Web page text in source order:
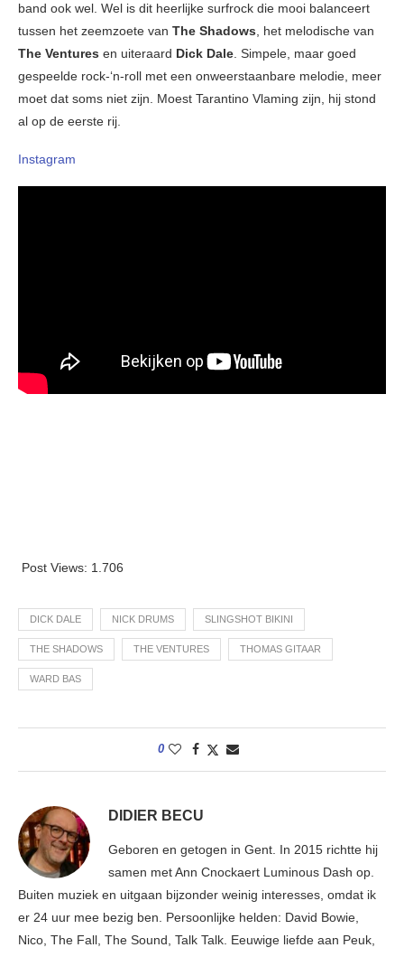
band ook wel. Wel is dit heerlijke surfrock die mooi balanceert
tussen het zeemzoete van The Shadows, het melodische van
The Ventures en uiteraard Dick Dale. Simpele, maar goed
gespeelde rock-‘n-roll met een onweerstaanbare melodie, meer
moet dat soms niet zijn. Moest Tarantino Vlaming zijn, hij stond
al op de eerste rij.
Instagram
Post Views: 1.706
DICK DALE NICK DRUMS SLINGSHOT BIKINI
THE SHADOWS THE VENTURES THOMAS GITAAR
WARD BAS
0
DIDIER BECU
Geboren en getogen in Gent. In 2015 richtte hij
samen met Ann Cnockaert Luminous Dash op.
Buiten muziek en uitgaan bijzonder weinig interesses, omdat ik
er 24 uur mee bezig ben. Persoonlijke helden: David Bowie,
Nico, The Fall, The Sound, Talk Talk. Eeuwige liefde aan Peuk,